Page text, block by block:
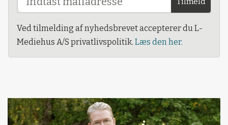
Ved tilmelding af nyhedsbrevet accepterer du L-
Mediehus A/S privatlivspolitik. Læs den her.